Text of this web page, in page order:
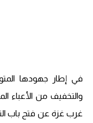
في إطار جهودها
والتخفيف من الأعباء
غرب غزة عن فتح باب